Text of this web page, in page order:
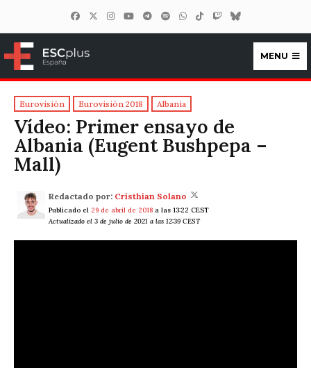
ESCplus España
MENU
Eurovisión Eurovisión 2018 Albania
Vídeo: Primer ensayo de
Albania (Eugent Bushpepa –
Mall)
Redactado por: Cristhian Solano
Publicado el 29 de abril de 2018 a las 13:22 CEST
Actualizado el 3 de julio de 2021 a las 12:39 CEST